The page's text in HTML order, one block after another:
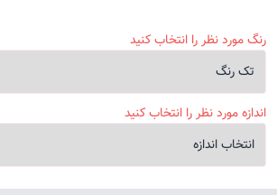
رنگ مورد نظر را انتخاب کنید
اندازه مورد نظر را انتخاب کنید